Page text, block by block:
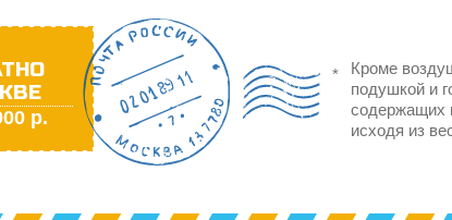
р.
Кроме
подушкой и
содержащих
исходя из